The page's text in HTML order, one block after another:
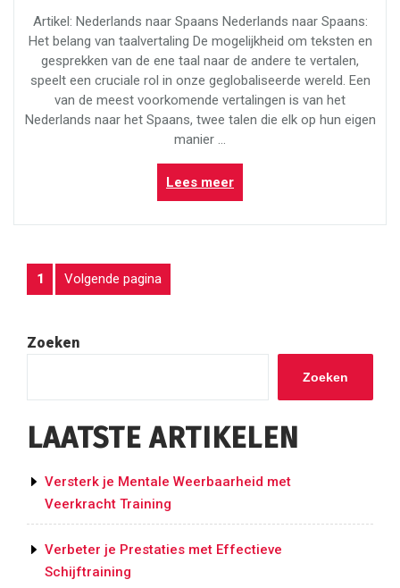
Artikel: Nederlands naar Spaans Nederlands naar Spaans:
Het belang van taalvertaling De mogelijkheid om teksten en
gesprekken van de ene taal naar de andere te vertalen,
speelt een cruciale rol in onze geglobaliseerde wereld. Een
van de meest voorkomende vertalingen is van het
Nederlands naar het Spaans, twee talen die elk op hun eigen
manier …
Lees meer“Van
Nederlands
naar
POSTS
Pagina
1 Volgende pagina
Zoeken
Zoeken
LAATSTE ARTIKELEN
Versterk je Mentale Weerbaarheid met
Veerkracht Training
Verbeter je Prestaties met Effectieve
Schijftraining